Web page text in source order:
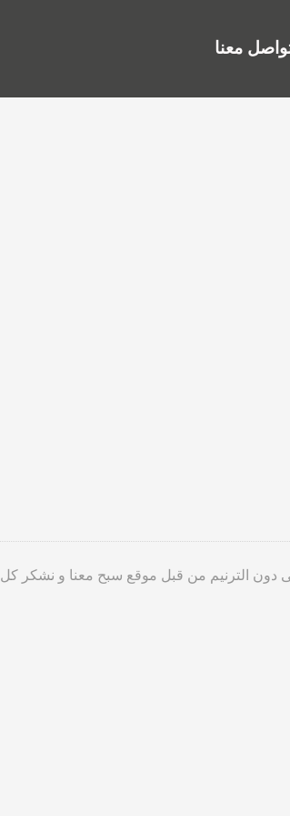
معنا
دون الترنيم من قبل موقع سبح معنا و نشكر كل